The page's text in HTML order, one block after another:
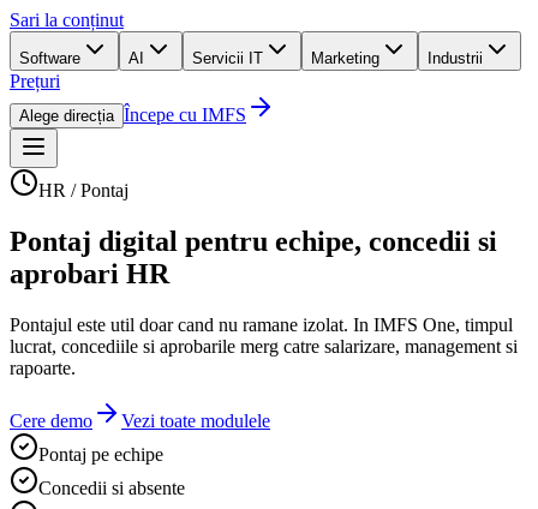
Sari la conținut
Software AI Servicii IT Marketing Industrii
Prețuri
Alege direcția Începe cu IMFS
HR / Pontaj
Pontaj digital pentru echipe, concedii si
aprobari HR
Pontajul este util doar cand nu ramane izolat. In IMFS One, timpul
lucrat, concediile si aprobarile merg catre salarizare, management si
rapoarte.
Cere demo
Vezi toate modulele
Pontaj pe echipe
Concedii si absente